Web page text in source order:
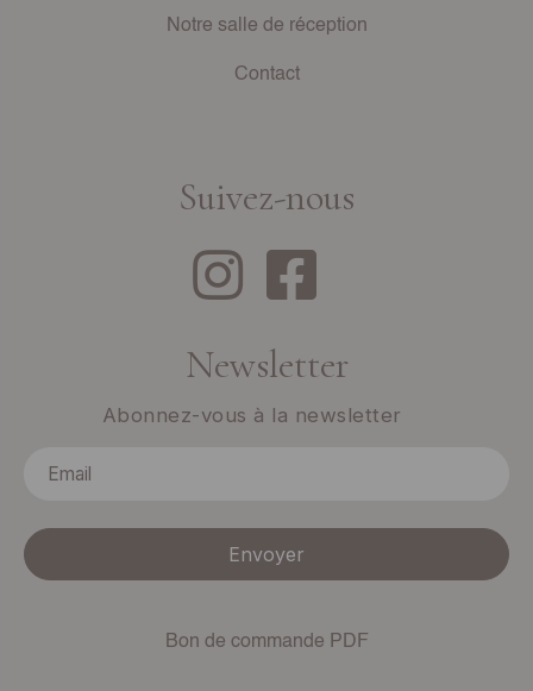
Notre salle de réception
Contact
Suivez-nous
Newsletter
Abonnez-vous à la newsletter
Envoyer
Bon de commande PDF